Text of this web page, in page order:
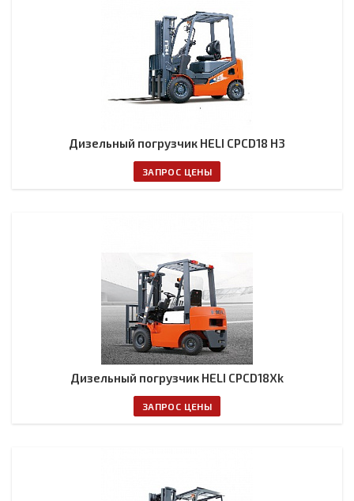
Дизельный погрузчик HELI CPCD18 H3
ЗАПРОС ЦЕНЫ
Дизельный погрузчик HELI CPCD18Xk
ЗАПРОС ЦЕНЫ